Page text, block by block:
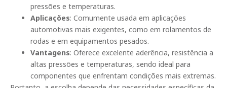
pressões e temperaturas.
Aplicações: Comumente usada em aplicações
automotivas mais exigentes, como em rolamentos de
rodas e em equipamentos pesados.
Vantagens: Oferece excelente aderência, resistência a
altas pressões e temperaturas, sendo ideal para
componentes que enfrentam condições mais extremas.